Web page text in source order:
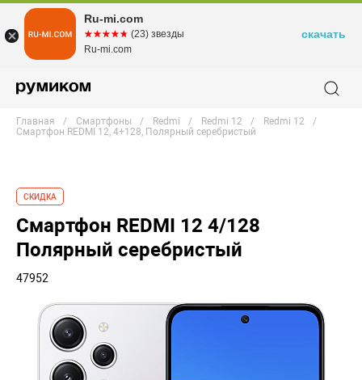
Главная Смартфоны Redmi Redmi 12
Redmi 12
Смартфон REDMI 12, 4+128, Полярный серебристый
СКИДКА
Смартфон REDMI 12 4/128
Полярный серебристый
47952
Ru-mi.com
☆☆☆☆☆
★★★★★ (23) звезды
Ru-mi.com
скачать